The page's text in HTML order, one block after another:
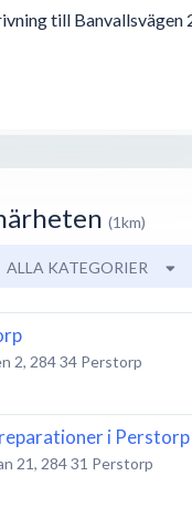
(1km)
ALLA KATEGORIER
2, 284 34 Perstorp
i Perstorp
21, 284 31 Perstorp